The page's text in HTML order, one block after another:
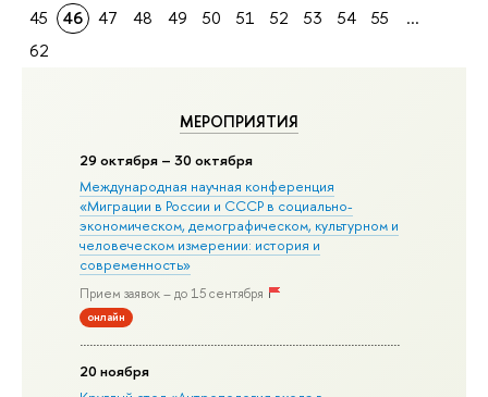
МЕРОПРИЯТИЯ
29 октября – 30 октября
Международная научная конференция
«Миграции в Росcии и СССР в социально-
экономическом, демографическом, культурном и
человеческом измерении: история и
современность»
Прием заявок – до 15 сентября
онлайн
20 ноября
45
46 47 48 49 50 51 52 53 54 55
...
62